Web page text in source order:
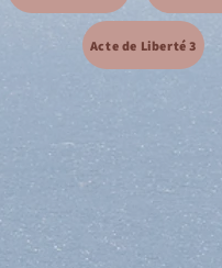
Acte de Liberté 3